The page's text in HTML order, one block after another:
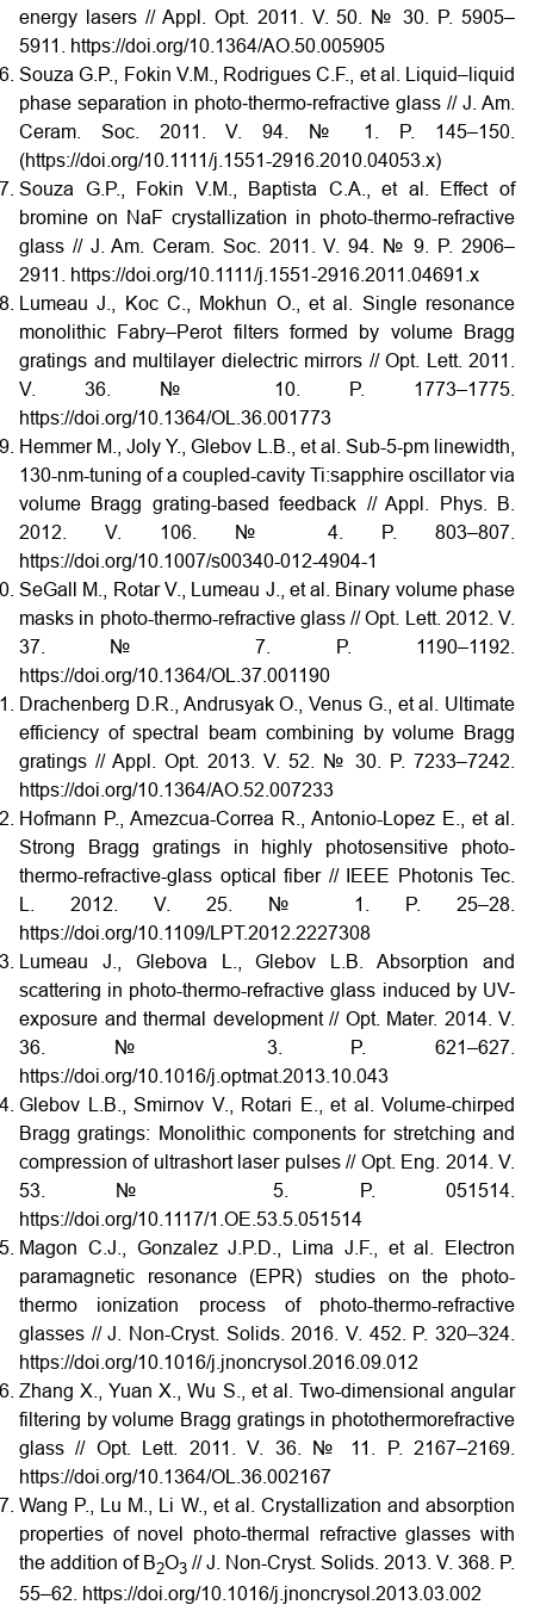
energy lasers // Appl. Opt. 2011. V. 50. № 30. P. 5905–
5911. https://doi.org/10.1364/AO.50.005905
Souza G.P., Fokin V.M., Rodrigues C.F., et al. Liquid–liquid
phase separation in photo‐thermo‐refractive glass // J. Am.
Ceram. Soc. 2011. V. 94. № 1. P. 145–150.
(https://doi.org/10.1111/j.1551-2916.2010.04053.x)
Souza G.P., Fokin V.M., Baptista C.A., et al. Effect of
bromine on NaF crystallization in photo-thermo-refractive
glass // J. Am. Ceram. Soc. 2011. V. 94. № 9. P. 2906–
2911. https://doi.org/10.1111/j.1551-2916.2011.04691.x
Lumeau J., Koc C., Mokhun O., et al. Single resonance
monolithic Fabry–Perot filters formed by volume Bragg
gratings and multilayer dielectric mirrors // Opt. Lett. 2011.
V. 36. № 10. P. 1773–1775.
https://doi.org/10.1364/OL.36.001773
Hemmer M., Joly Y., Glebov L.B., et al. Sub-5-pm linewidth,
130-nm-tuning of a coupled-cavity Ti:sapphire oscillator via
volume Bragg grating-based feedback // Appl. Phys. B.
2012. V. 106. № 4. P. 803–807.
https://doi.org/10.1007/s00340-012-4904-1
SeGall M., Rotar V., Lumeau J., et al. Binary volume phase
masks in photo-thermo-refractive glass // Opt. Lett. 2012. V.
37. № 7. P. 1190–1192.
https://doi.org/10.1364/OL.37.001190
Drachenberg D.R., Andrusyak O., Venus G., et al. Ultimate
efficiency of spectral beam combining by volume Bragg
gratings // Appl. Opt. 2013. V. 52. № 30. P. 7233–7242.
https://doi.org/10.1364/AO.52.007233
Hofmann P., Amezcua-Correa R., Antonio-Lopez E., et al.
Strong Bragg gratings in highly photosensitive photo-
thermo-refractive-glass optical fiber // IEEE Photonis Tec.
L. 2012. V. 25. № 1. P. 25–28.
https://doi.org/10.1109/LPT.2012.2227308
Lumeau J., Glebova L., Glebov L.B. Absorption and
scattering in photo-thermo-refractive glass induced by UV-
exposure and thermal development // Opt. Mater. 2014. V.
36. № 3. P. 621–627.
https://doi.org/10.1016/j.optmat.2013.10.043
Glebov L.B., Smirnov V., Rotari E., et al. Volume-chirped
Bragg gratings: Monolithic components for stretching and
compression of ultrashort laser pulses // Opt. Eng. 2014. V.
53. № 5. P. 051514.
https://doi.org/10.1117/1.OE.53.5.051514
Magon C.J., Gonzalez J.P.D., Lima J.F., et al. Electron
paramagnetic resonance (EPR) studies on the photo-
thermo ionization process of photo-thermo-refractive
glasses // J. Non-Cryst. Solids. 2016. V. 452. P. 320–324.
https://doi.org/10.1016/j.jnoncrysol.2016.09.012
Zhang X., Yuan X., Wu S., et al. Two-dimensional angular
filtering by volume Bragg gratings in photothermorefractive
glass // Opt. Lett. 2011. V. 36. № 11. P. 2167–2169.
https://doi.org/10.1364/OL.36.002167
Wang P., Lu M., Li W., et al. Crystallization and absorption
properties of novel photo-thermal refractive glasses with
the addition of B2O3 // J. Non-Cryst. Solids. 2013. V. 368. P.
55–62. https://doi.org/10.1016/j.jnoncrysol.2013.03.002